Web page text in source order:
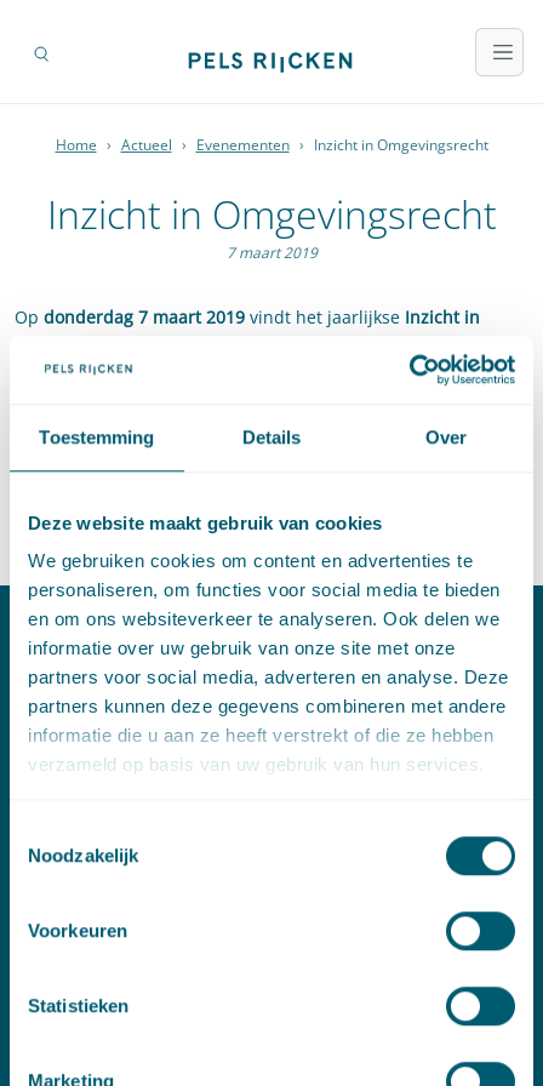
Toestemming Details Over
Deze website maakt gebruik van cookies
We gebruiken cookies om content en advertenties te
personaliseren, om functies voor social media te bieden
en om ons websiteverkeer te analyseren. Ook delen we
informatie over uw gebruik van onze site met onze
partners voor social media, adverteren en analyse. Deze
partners kunnen deze gegevens combineren met andere
informatie die u aan ze heeft verstrekt of die ze hebben
verzameld op basis van uw gebruik van hun services.
Noodzakelijk
Voorkeuren
Statistieken
Marketing
Home › Actueel › Evenementen › Inzicht in Omgevingsrecht
Inzicht in Omgevingsrecht
7 maart 2019
Op donderdag 7 maart 2019 vindt het jaarlijkse Inzicht in
plenaire lezing wordt u in één middag op de hoogte gesteld
omgevingsrecht.
Contact
T:+31 70 515 3000
E:info@pelsrijcken.nl
T:+31 6 20 01 08 16
New Babylon